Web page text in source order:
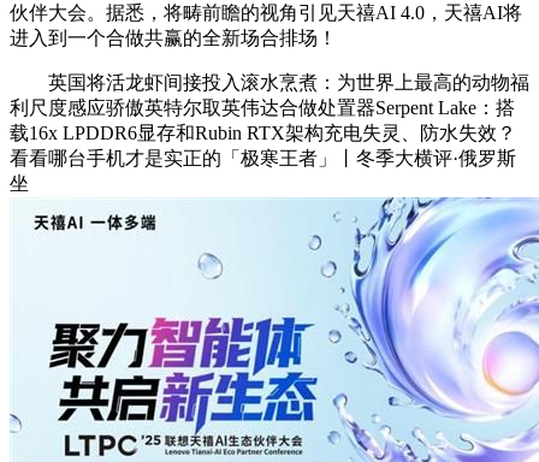
伙伴大会。据悉，将畴前瞻的视角引见天禧AI 4.0，天禧AI将
进入到一个合做共赢的全新场合排场！
英国将活龙虾间接投入滚水烹煮：为世界上最高的动物福
利尺度感应骄傲英特尔取英伟达合做处置器Serpent Lake：搭
载16x LPDDR6显存和Rubin RTX架构充电失灵、防水失效？
看看哪台手机才是实正的「极寒王者」丨冬季大横评·俄罗斯
坐